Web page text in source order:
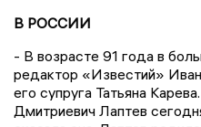
В РОССИИ
- В возрасте 91 года в
редактор «Известий»
его супруга Татьяна
Дмитриевич Лаптев